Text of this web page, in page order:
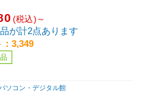
(税込)～
が計2点あります
3,349
ソコン・デジタル館